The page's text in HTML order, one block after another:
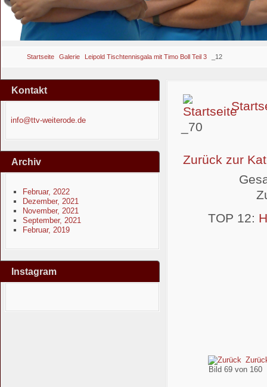
Startseite Galerie Leipold Tischtennisgala mit Timo Boll Teil 3 _12
Kontakt
info@ttv-weiterode.de
Archiv
Februar, 2022
Dezember, 2021
November, 2021
September, 2021
Februar, 2019
Instagram
_70
Zurück zur
TOP 12:
Bild 69 von 160